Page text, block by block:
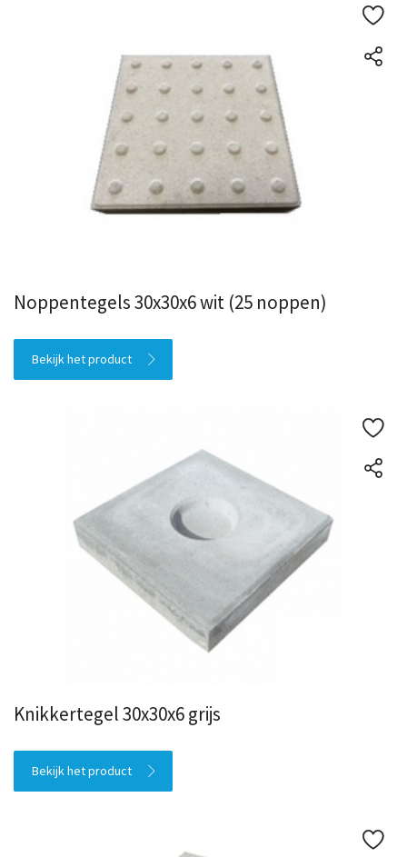
Noppentegels 30x30x6 wit (25 noppen)
Bekijk het product
Knikkertegel 30x30x6 grijs
Bekijk het product